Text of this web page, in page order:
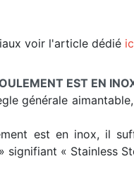
voir l'article dédié
EST EN
générale
est en inox, il
signifiant « Stainless